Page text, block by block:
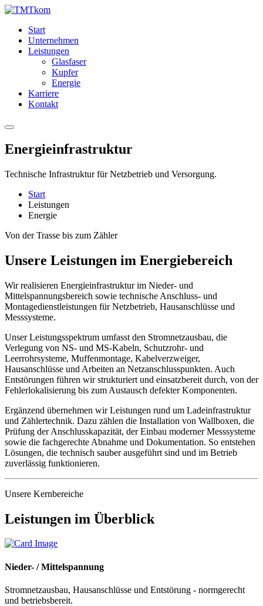
Start
Unternehmen
Leistungen
Glasfaser
Kupfer
Energie
Karriere
Kontakt
Energieinfrastruktur
Technische Infrastruktur für Netzbetrieb und Versorgung.
Start
Leistungen
Energie
Von der Trasse bis zum Zähler
Unsere Leistungen im Energiebereich
Wir realisieren Energieinfrastruktur im Nieder- und
Mittelspannungsbereich sowie technische Anschluss- und
Montagedienstleistungen für Netzbetrieb, Hausanschlüsse und
Messsysteme.
Unser Leistungsspektrum umfasst den Stromnetzausbau, die
Verlegung von NS- und MS-Kabeln, Schutzrohr- und
Leerrohrsysteme, Muffenmontage, Kabelverzweiger,
Hausanschlüsse und Arbeiten an Netzanschlusspunkten. Auch
Entstörungen führen wir strukturiert und einsatzbereit durch, von der
Fehlerlokalisierung bis zum Austausch defekter Komponenten.
Ergänzend übernehmen wir Leistungen rund um Ladeinfrastruktur
und Zählertechnik. Dazu zählen die Installation von Wallboxen, die
Prüfung der Anschlusskapazität, der Einbau moderner Messsysteme
sowie die fachgerechte Abnahme und Dokumentation. So entstehen
Lösungen, die technisch sauber ausgeführt sind und im Betrieb
zuverlässig funktionieren.
Unsere Kernbereiche
Leistungen im Überblick
Nieder- / Mittelspannung
Stromnetzausbau, Hausanschlüsse und Entstörung - normgerecht
und betriebsbereit.